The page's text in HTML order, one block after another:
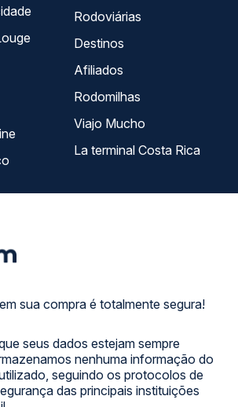
sua compra é totalmente segura!
seus dados estejam sempre
nenhuma informação do
seguindo os protocolos de
das principais instituições
Online
Rodoviárias
Destinos
Afiliados
Rodomilhas
Viajo Mucho
La terminal Costa Rica